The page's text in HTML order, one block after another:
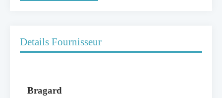
Details Fournisseur
Bragard